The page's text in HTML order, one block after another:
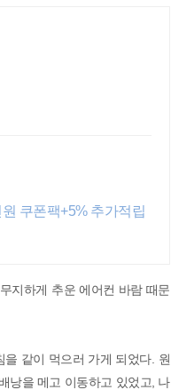
쿠폰팩+5% 추가적립
지하게 추운 에어컨 바람 때문
같이 먹으러 가게 되었다. 원
낭을 메고 이동하고 있었고, 나